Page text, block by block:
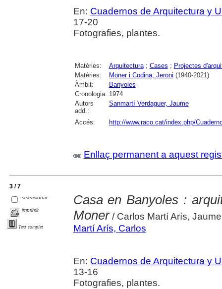
En: Cuadernos de Arquitectura y
17-20
Fotografies, plantes.
Matèries: Arquitectura; Cases ; Projectes
Matèries:
Moner i Codina, Jeroni (1940-2021)
Àmbit:
Banyoles
Cronologia: 1974
Autors
add.:
Sanmartí Verdaguer, Jaume
Accés: http://www.raco.cat/index.php/
Enllaç permanent a aquest
3 / 7
seleccionar
imprimir
Text complet
Casa en Banyoles :
Moner/ Carlos Martí Arís,
Martí Arís, Carlos
En: Cuadernos de Arquitectura y
13-16
Fotografies, plantes.